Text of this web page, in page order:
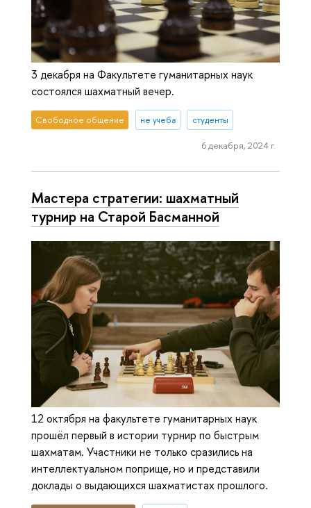
3 декабря на Факультете гуманитарных наук
состоялся шахматный вечер.
Свободное общение не учеба студенты
6 декабря, 2024 г.
Мастера стратегии: шахматный
турнир на Старой Басманной
12 октября на факультете гуманитарных наук
прошёл первый в истории турнир по быстрым
шахматам. Участники не только сразились на
интеллектуальном поприще, но и представили
доклады о выдающихся шахматистах прошлого.